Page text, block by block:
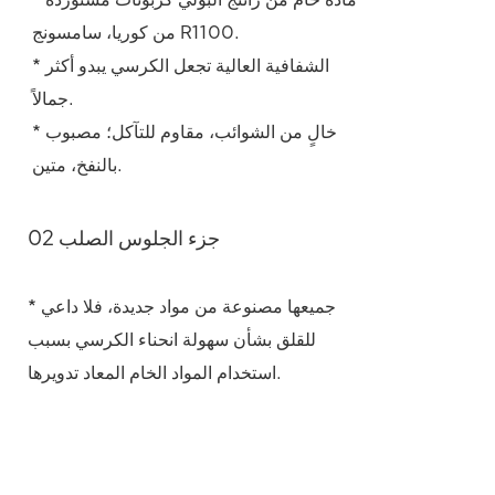
من كوريا، سامسونج R1100.
* الشفافية العالية تجعل الكرسي يبدو أكثر
جمالاً.
* خالٍ من الشوائب، مقاوم للتآكل؛ مصبوب
بالنفخ، متين.
02 جزء الجلوس الصلب
* جميعها مصنوعة من مواد جديدة، فلا داعي
للقلق بشأن سهولة انحناء الكرسي بسبب
استخدام المواد الخام المعاد تدويرها.